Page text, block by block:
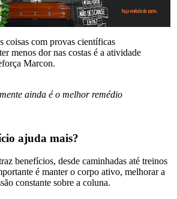
coisas com provas científicas
menos dor nas costas é a atividade
Marcon.
ainda é o melhor remédio
ajuda mais?
benefícios, desde caminhadas até treinos
é manter o corpo ativo, melhorar a
constante sobre a coluna.